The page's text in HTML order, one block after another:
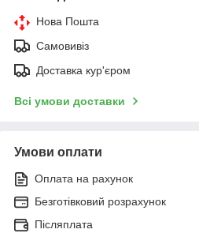
Нова Пошта
Самовивіз
Доставка кур'єром
Всі умови доставки
Умови оплати
Оплата на рахунок
Безготівковий розрахунок
Післяплата